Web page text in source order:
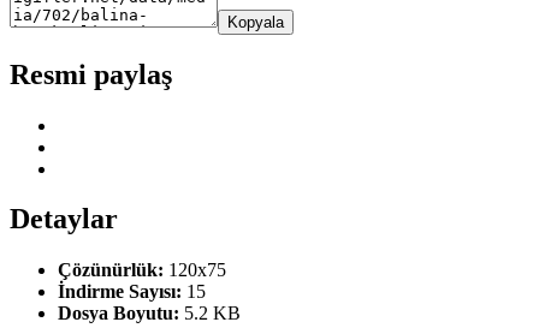
Kopyala
Resmi paylaş
Detaylar
Çözünürlük: 120x75
İndirme Sayısı: 15
Dosya Boyutu: 5.2 KB